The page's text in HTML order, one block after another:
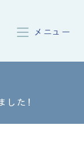
メニュー
した！